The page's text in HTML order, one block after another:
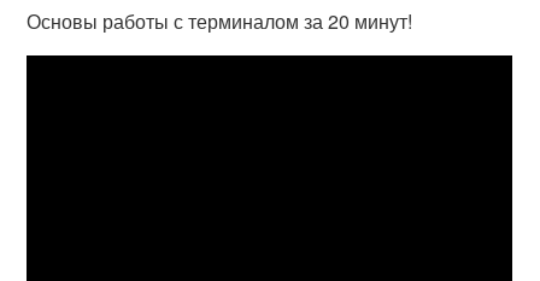
Основы работы с терминалом за 20 минут!